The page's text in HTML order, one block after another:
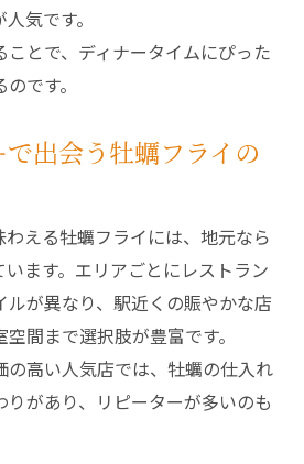
気です。
ことで、ディナータイムにぴった
です。
出会う牡蠣フライの
える牡蠣フライには、地元なら
ます。エリアごとにレストラン
ルが異なり、駅近くの賑やかな店
間まで選択肢が豊富です。
の高い人気店では、牡蠣の仕入れ
があり、リピーターが多いのも